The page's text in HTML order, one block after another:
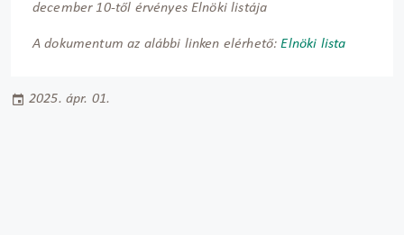
december 10-től érvényes Elnöki listája
A dokumentum az alábbi linken elérhető:Elnöki lista
2025. ápr. 01.